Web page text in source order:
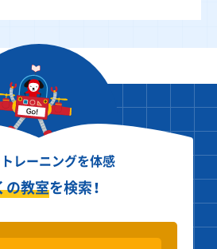
レーニングを体感
の教室を検索！